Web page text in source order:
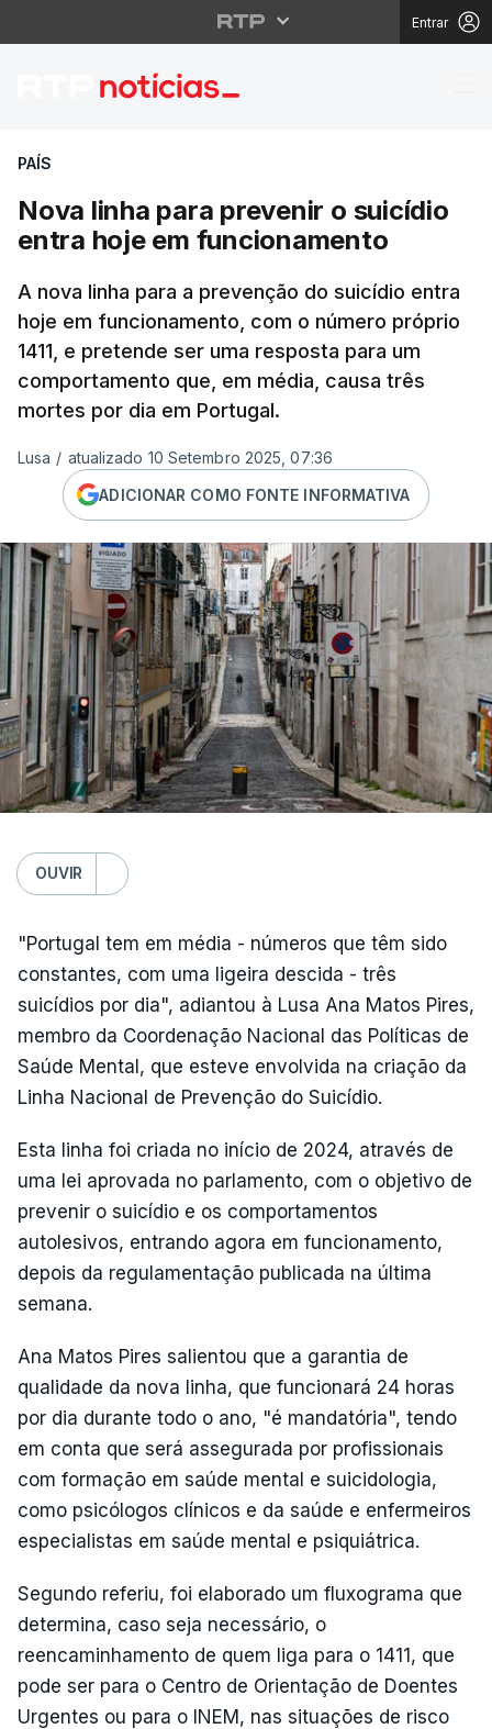
Entrar
Nova linha para
PAÍS
Nova linha para prevenir o suicídio
entra hoje em funcionamento
A nova linha para a prevenção do suicídio entra
hoje em funcionamento, com o número próprio
1411, e pretende ser uma resposta para um
comportamento que, em média, causa três
mortes por dia em Portugal.
Lusa / atualizado 10 Setembro 2025, 07:36
ADICIONAR COMO FONTE INFORMATIVA
OUVIR
"Portugal tem em média - números que têm sido
constantes, com uma ligeira descida - três
suicídios por dia", adiantou à Lusa Ana Matos Pires,
membro da Coordenação Nacional das Políticas de
Saúde Mental, que esteve envolvida na criação da
Linha Nacional de Prevenção do Suicídio.
Esta linha foi criada no início de 2024, através de
uma lei aprovada no parlamento, com o objetivo de
prevenir o suicídio e os comportamentos
autolesivos, entrando agora em funcionamento,
depois da regulamentação publicada na última
semana.
Ana Matos Pires salientou que a garantia de
qualidade da nova linha, que funcionará 24 horas
por dia durante todo o ano, "é mandatória", tendo
em conta que será assegurada por profissionais
com formação em saúde mental e suicidologia,
como psicólogos clínicos e da saúde e enfermeiros
especialistas em saúde mental e psiquiátrica.
Segundo referiu, foi elaborado um fluxograma que
determina, caso seja necessário, o
reencaminhamento de quem liga para o 1411, que
pode ser para o Centro de Orientação de Doentes
Urgentes ou para o INEM, nas situações de risco